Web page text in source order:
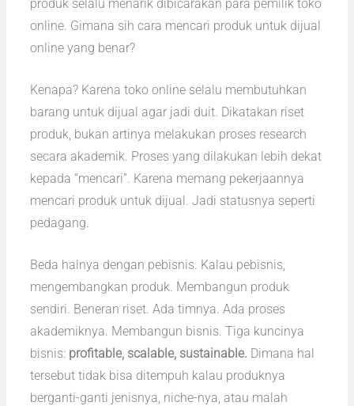
produk selalu menarik dibicarakan para pemilik toko
online. Gimana sih cara mencari produk untuk dijual
online yang benar?
Kenapa? Karena toko online selalu membutuhkan
barang untuk dijual agar jadi duit. Dikatakan riset
produk, bukan artinya melakukan proses research
secara akademik. Proses yang dilakukan lebih dekat
kepada “mencari”. Karena memang pekerjaannya
mencari produk untuk dijual. Jadi statusnya seperti
pedagang.
Beda halnya dengan pebisnis. Kalau pebisnis,
mengembangkan produk. Membangun produk
sendiri. Beneran riset. Ada timnya. Ada proses
akademiknya. Membangun bisnis. Tiga kuncinya
bisnis: profitable, scalable, sustainable. Dimana hal
tersebut tidak bisa ditempuh kalau produknya
berganti-ganti jenisnya, niche-nya, atau malah